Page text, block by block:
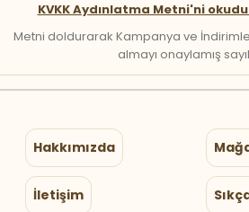
KVKK Aydınlatma Metni'ni
Metni doldurarak Kampanya ve
almayı onaylamış
Hakkımızda
İletişim